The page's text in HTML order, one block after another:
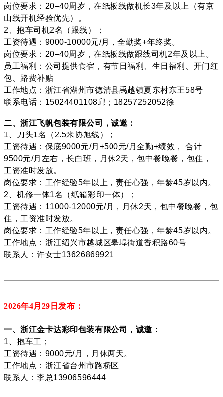
岗位要求：20–40周岁，在纸板线做机长3年及以上（有京
山线开机经验优先）。
2、抱车司机2名（跟线）；
工资待遇：9000-10000元/月，全勤奖+年终奖。
岗位要求：20–40周岁，在纸板线做跟线司机2年及以上。
员工福利：公司提供食宿，有节日福利、生日福利、开门红
包、路费补贴
工作地点：浙江省湖州市德清县禹越镇夏东村东王58号
联系电话：15024401108邱；18257252052徐
二、浙江飞帆包装有限公司，诚邀：
1、刀头1名（2.5米协旭线）；
工资待遇：保底9000元/月+500元/月全勤+绩效， 合计
9500元/月左右，长白班，月休2天，包中餐晚餐，包住，
工资准时发放。
岗位要求：工作经验5年以上，责任心强，年龄45岁以内。
2、机修一体1名（纸箱彩印一体）；
工资待遇：11000-12000元/月，月休2天，包中餐晚餐，包
住，工资准时发放。
岗位要求：工作经验5年以上，责任心强，年龄45岁以内。
工作地点：浙江绍兴市越城区皋埠街道香积路60号
联系人：许女士13626869921
2026年4月29 日发布：
一、浙江金卡达彩印包装有限公司，诚邀：
1、抱车工；
工资待遇：9000元/月，月休两天。
工作地点：浙江省台州市路桥区
联系人：李总13906596444